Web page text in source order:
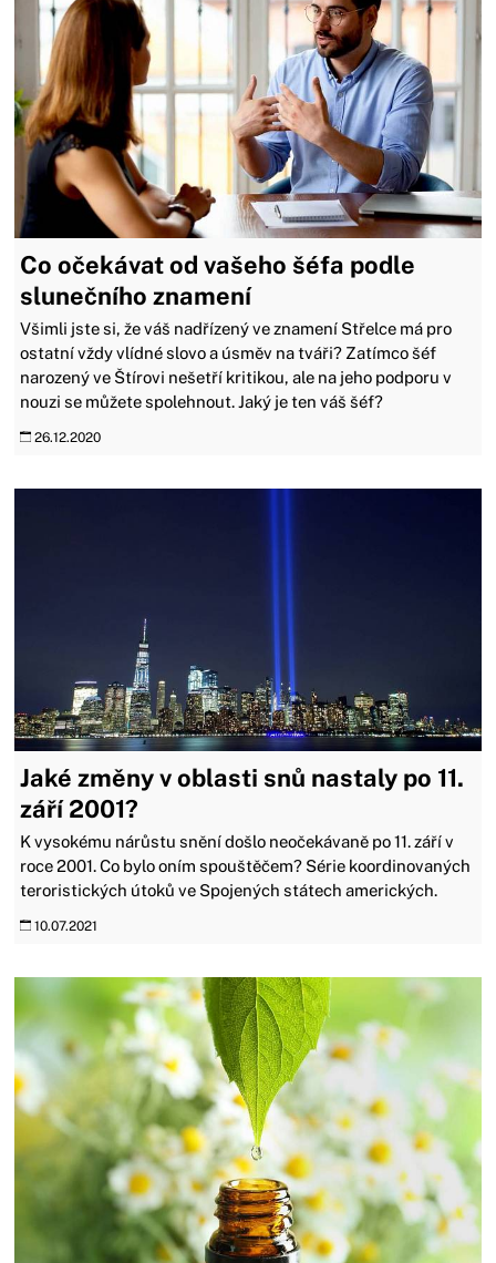
Co očekávat od vašeho šéfa podle
slunečního znamení
Všimli jste si, že váš nadřízený ve znamení Střelce má pro
ostatní vždy vlídné slovo a úsměv na tváři? Zatímco šéf
narozený ve Štírovi nešetří kritikou, ale na jeho podporu v
nouzi se můžete spolehnout. Jaký je ten váš šéf?
26.12.2020
Jaké změny v oblasti snů nastaly po 11.
září 2001?
K vysokému nárůstu snění došlo neočekávaně po 11. září v
roce 2001. Co bylo oním spouštěčem? Série koordinovaných
teroristických útoků ve Spojených státech amerických.
10.07.2021